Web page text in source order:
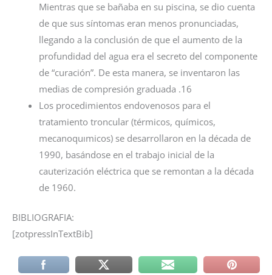
Mientras que se bañaba en su piscina, se dio cuenta
de que sus síntomas eran menos pronunciadas,
llegando a la conclusión de que el aumento de la
profundidad del agua era el secreto del componente
de “curación”. De esta manera, se inventaron las
medias de compresión graduada .16
Los procedimientos endovenosos para el
tratamiento troncular (térmicos, químicos,
mecanoquımicos) se desarrollaron en la década de
1990, basándose en el trabajo inicial de la
cauterización eléctrica que se remontan a la década
de 1960.
BIBLIOGRAFIA:
[zotpressInTextBib]